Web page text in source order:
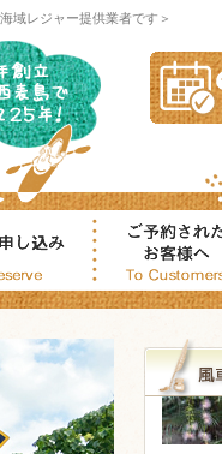
域レジャー提供業者です＞